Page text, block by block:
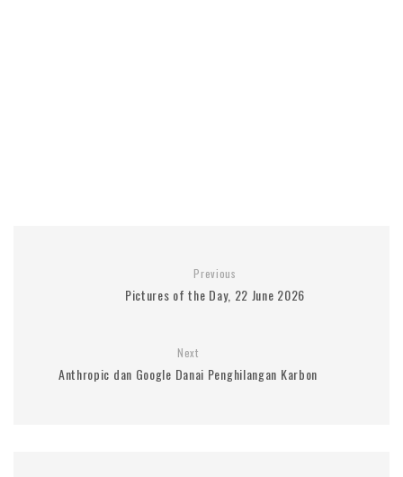
Previous
Pictures of the Day, 22 June 2026
Next
Anthropic dan Google Danai Penghilangan Karbon